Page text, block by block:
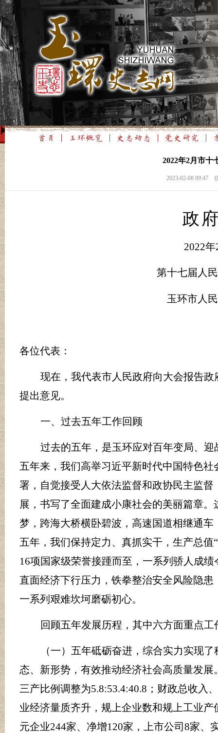
2022年2月市十
2023-02-08 09:47
政 府
2022年
第十七届人
玉环市人
各位代表：
现在，我代表市人民政府向大会报告
提出意见。
一、过去五年工作回顾
过去的五年，是玉环应对百年变局、
五年来，我们高举习近平新时代中国特色
署，自觉接受人大依法监督和政协民主监
展，书写了全面建成小康社会的美丽篇章
梦，跨海大桥横卧碧波，高速国道相继通
五年，我们保持定力、真抓实干，生产总值
16项国家级荣誉接踵而至，一系列骄人成
直面经济下行压力，铁拳整治安全风险隐
一系列艰难坎坷磨砺初心。
回顾五年发展历程，其中六方面重点工
（一）五年砥砺奋进，综合实力实现
态、新形势，有效推动经济社会高质量发展
三产比例调整为5.8:53.4:40.8 ；财政总收入
业经济量质齐升，规上企业数和规上工业产
元企业244家、净增120家，上市公司 8家、